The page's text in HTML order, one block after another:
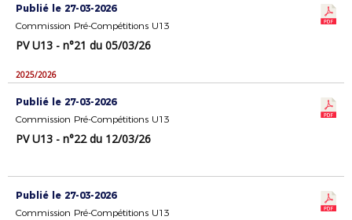
Publié le 27-03-2026
Commission Pré-Compétitions U13
PV U13 - n°21 du 05/03/26
2025/2026
Publié le 27-03-2026
Commission Pré-Compétitions U13
PV U13 - n°22 du 12/03/26
Publié le 27-03-2026
Commission Pré-Compétitions U13